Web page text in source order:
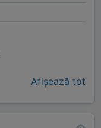
Afișează tot